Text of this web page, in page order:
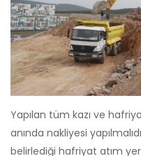
Yapılan tüm kazı ve
anında nakliyesi
belirlediği hafriyat atım